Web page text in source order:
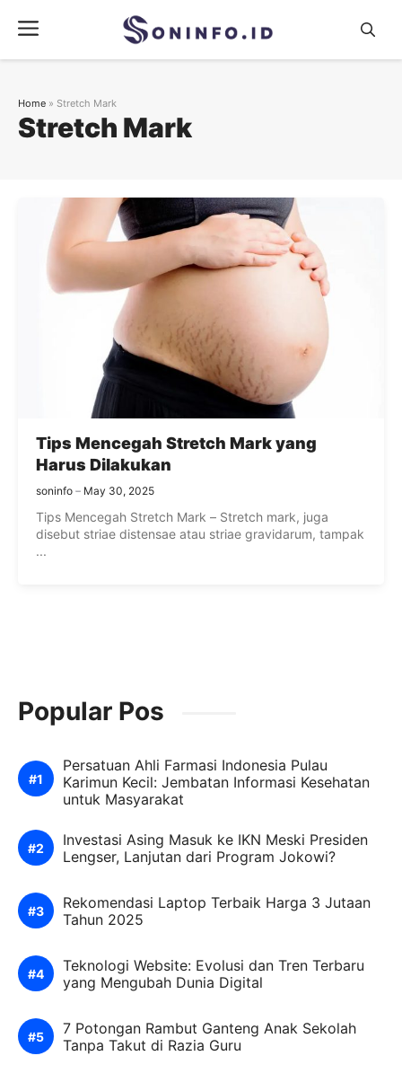
content
Menu
Stretch Mark
Home » Stretch Mark
Tips Mencegah Stretch Mark yang
Harus Dilakukan
soninfo May 30, 2025
Tips Mencegah Stretch Mark – Stretch mark, juga
disebut striae distensae atau striae gravidarum, tampak
...
Popular Pos
Persatuan Ahli Farmasi Indonesia Pulau
Karimun Kecil: Jembatan Informasi Kesehatan
untuk Masyarakat
Investasi Asing Masuk ke IKN Meski Presiden
Lengser, Lanjutan dari Program Jokowi?
Rekomendasi Laptop Terbaik Harga 3 Jutaan
Tahun 2025
Teknologi Website: Evolusi dan Tren Terbaru
yang Mengubah Dunia Digital
7 Potongan Rambut Ganteng Anak Sekolah
Tanpa Takut di Razia Guru